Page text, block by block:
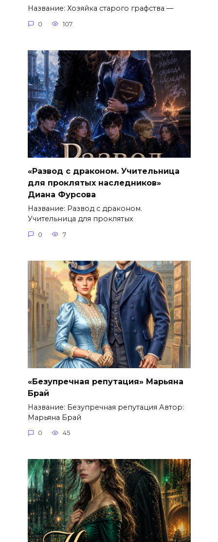
Название: Хозяйка старого графства —
0 107
«Развод с драконом. Учительница
для проклятых наследников»
Диана Фурсова
Название: Развод с драконом.
Учительница для проклятых
0 7
«Безупречная репутация» Марьяна
Брай
Название: Безупречная репутация Автор:
Марьяна Брай
0 45